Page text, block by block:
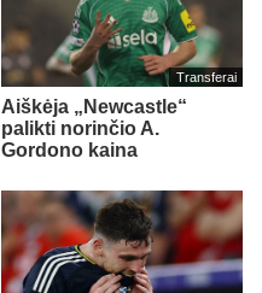
Transferai
Aiškėja „Newcastle“
palikti norinčio A.
Gordono kaina